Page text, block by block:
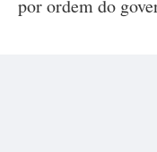
por ordem do